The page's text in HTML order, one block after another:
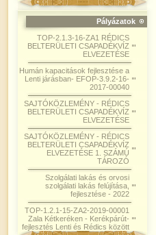
Pályázatok
TOP-2.1.3-16-ZA1 RÉDICS
BELTERÜLETI CSAPADÉKVÍZ
ELVEZETÉSE
Humán kapacitások fejlesztése a
Lenti járásban- EFOP-3.9.2-16-
2017-00040
SAJTÓKÖZLEMÉNY - RÉDICS
BELTERÜLETI CSAPADÉKVÍZ
ELVEZETÉSE
SAJTÓKÖZLEMÉNY - RÉDICS
BELTERÜLETI CSAPADÉKVÍZ
ELVEZETÉSE 1. SZÁMÚ
TÁROZÓ
Szolgálati lakás és orvosi
szolgálati lakás felújítása,
fejlesztése - 2022
TOP-1.2.1-15-ZA2-2019-00001
Zala Kétkeréken - Kerékpárút-
fejlesztés Lenti és Rédics között